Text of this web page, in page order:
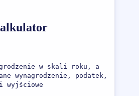
w skali roku, a
wynagrodzenie, podatek,
wyjściowe